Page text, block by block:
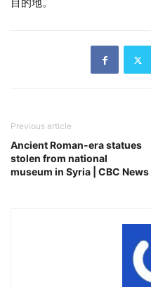
Previous article
Ancient Roman-era statues
stolen from national
museum in Syria | CBC News